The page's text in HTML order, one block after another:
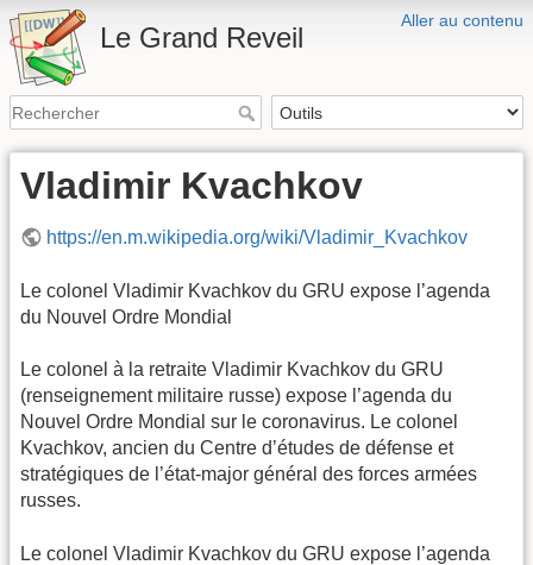
Aller au contenu
Le Grand Reveil
Vladimir Kvachkov
https://en.m.wikipedia.org/wiki/Vladimir_Kvachkov
Le colonel Vladimir Kvachkov du GRU expose l’agenda
du Nouvel Ordre Mondial
Le colonel à la retraite Vladimir Kvachkov du GRU
(renseignement militaire russe) expose l’agenda du
Nouvel Ordre Mondial sur le coronavirus. Le colonel
Kvachkov, ancien du Centre d’études de défense et
stratégiques de l’état-major général des forces armées
russes.
Le colonel Vladimir Kvachkov du GRU expose l’agenda